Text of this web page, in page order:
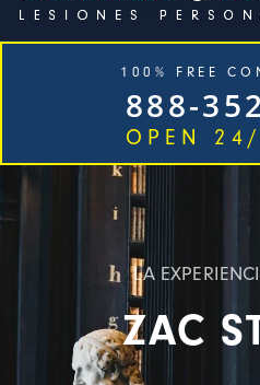
100% FREE
888-
OPEN
LA
ZAC